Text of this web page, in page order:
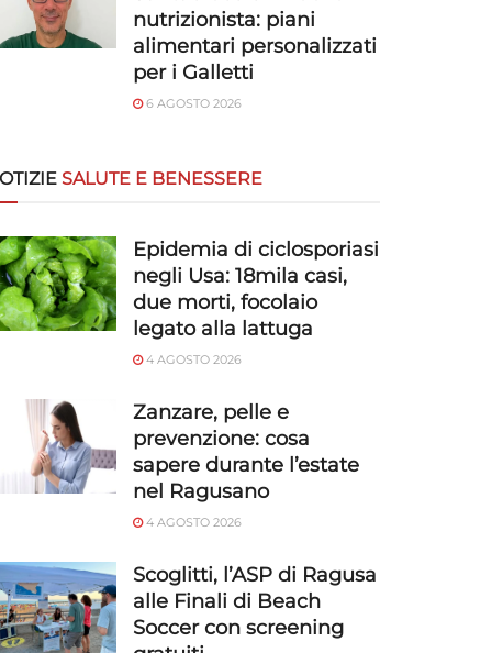
nutrizionista: piani
alimentari personalizzati
per i Galletti
6 AGOSTO 2026
SALUTE E BENESSERE
Epidemia di ciclosporiasi
negli Usa: 18mila casi,
due morti, focolaio
legato alla lattuga
4 AGOSTO 2026
Zanzare, pelle e
prevenzione: cosa
sapere durante l’estate
nel Ragusano
4 AGOSTO 2026
Scoglitti, l’ASP di Ragusa
alle Finali di Beach
Soccer con screening